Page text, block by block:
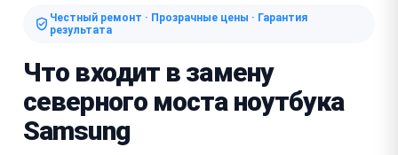
Честный ремонт · Прозрачные цены · Гарантия
результата
Что входит в замену
северного моста ноутбука
Samsung